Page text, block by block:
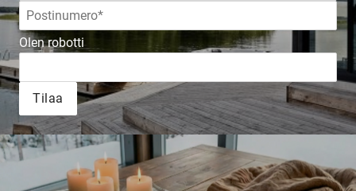
Olen robotti
Tilaa
UUSI
UNELMISTA
KODIKSI-
TALOKIRJA ON